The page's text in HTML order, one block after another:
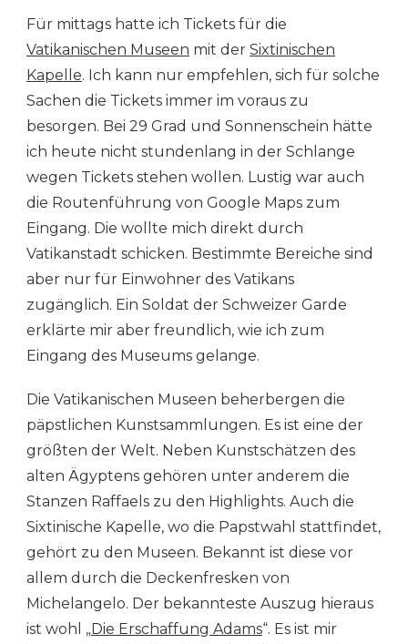
Für mittags hatte ich Tickets für die
Vatikanischen Museen mit der Sixtinischen
Kapelle. Ich kann nur empfehlen, sich für solche
Sachen die Tickets immer im voraus zu
besorgen. Bei 29 Grad und Sonnenschein hätte
ich heute nicht stundenlang in der Schlange
wegen Tickets stehen wollen. Lustig war auch
die Routenführung von Google Maps zum
Eingang. Die wollte mich direkt durch
Vatikanstadt schicken. Bestimmte Bereiche sind
aber nur für Einwohner des Vatikans
zugänglich. Ein Soldat der Schweizer Garde
erklärte mir aber freundlich, wie ich zum
Eingang des Museums gelange.
Die Vatikanischen Museen beherbergen die
päpstlichen Kunstsammlungen. Es ist eine der
größten der Welt. Neben Kunstschätzen des
alten Ägyptens gehören unter anderem die
Stanzen Raffaels zu den Highlights. Auch die
Sixtinische Kapelle, wo die Papstwahl stattfindet,
gehört zu den Museen. Bekannt ist diese vor
allem durch die Deckenfresken von
Michelangelo. Der bekannteste Auszug hieraus
ist wohl „Die Erschaffung Adams“. Es ist mir